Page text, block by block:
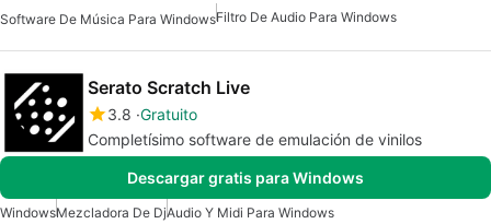
Software De Música Para WindowsFiltro De Audio Para Windows
Serato Scratch Live
3.8 Gratuito
Completísimo software de emulación de vinilos
Descargar gratis para Windows
WindowsMezcladora De DjAudio Y Midi Para Windows